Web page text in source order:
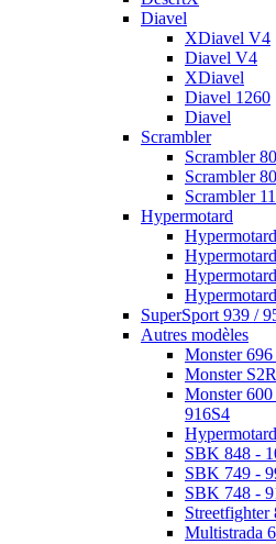
Diavel
XDiavel V4
Diavel V4
XDiavel
Diavel 1260
Diavel
Scrambler
Scrambler
Scrambler
Scrambler
Hypermotard
SuperSport 939 /
Autres modèles
Monster
Monster
Monster
916S4
SBK 848 -
SBK 749 -
SBK 748 -
Streetfighter
Multistrada